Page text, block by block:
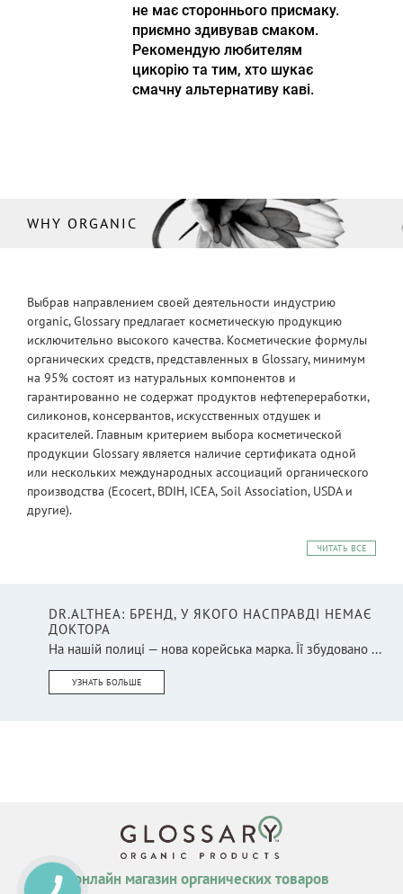
не має стороннього присмаку.
приємно здивував смаком.
Рекомендую любителям
цикорію та тим, хто шукає
смачну альтернативу каві.
WHY ORGANIC
Выбрав направлением своей деятельности индустрию
organic, Glossary предлагает косметическую продукцию
исключительно высокого качества. Косметические формулы
органических средств, представленных в Glossary, минимум
на 95% состоят из натуральных компонентов и
гарантированно не содержат продуктов нефтепереработки,
силиконов, консервантов, искусственных отдушек и
красителей. Главным критерием выбора косметической
продукции Glossary является наличие сертификата одной
или нескольких международных ассоциаций органического
производства (Ecocert, BDIH, ICEA, Soil Association, USDA и
другие).
ЧИТАТЬ ВСЕ
DR.ALTHEA: БРЕНД, У ЯКОГО НАСПРАВДІ НЕМАЄ
ДОКТОРА
На нашій полиці — нова корейська марка. Її збудовано ...
УЗНАТЬ БОЛЬШЕ
онлайн магазин органических товаров
КНОПКА